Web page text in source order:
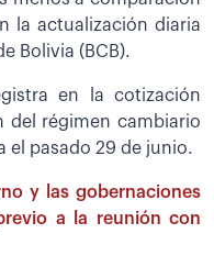
la actualización diaria
Bolivia (BCB).
en la cotización
del régimen cambiario
el pasado 29 de junio.
y las gobernaciones
a la reunión con